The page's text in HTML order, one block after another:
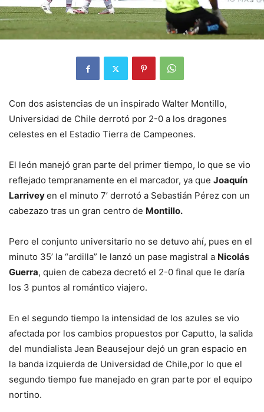
Con dos asistencias de un inspirado Walter Montillo,
Universidad de Chile derrotó por 2-0 a los dragones
celestes en el Estadio Tierra de Campeones.
El león manejó gran parte del primer tiempo, lo que se vio
reflejado tempranamente en el marcador, ya que Joaquín
Larriveyen el minuto 7’ derrotó a Sebastián Pérez con un
cabezazo tras un gran centro de Montillo.
Pero el conjunto universitario no se detuvo ahí, pues en el
minuto 35’ la “ardilla” le lanzó un pase magistral a Nicolás
Guerra, quien de cabeza decretó el 2-0 final que le daría
los 3 puntos al romántico viajero.
En el segundo tiempo la intensidad de los azules se vio
afectada por los cambios propuestos por Caputto, la salida
del mundialista Jean Beausejour dejó un gran espacio en
la banda izquierda de Universidad de Chile,por lo que el
segundo tiempo fue manejado en gran parte por el equipo
nortino.